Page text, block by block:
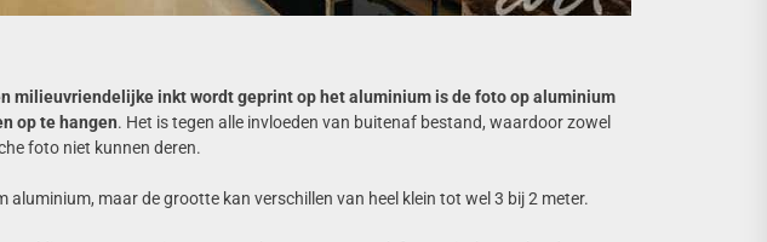
milieuvriendelijke inkt wordt geprint op het aluminium is de foto op aluminium
op te hangen. Het is tegen alle invloeden van buitenaf bestand, waardoor zowel
foto niet kunnen deren.
maar de grootte kan verschillen van heel klein tot wel 3 bij 2 meter.